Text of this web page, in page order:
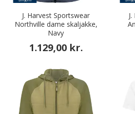
J. Harvest Sportswear
Northville dame skaljakke,
Navy
1.129,00 kr.